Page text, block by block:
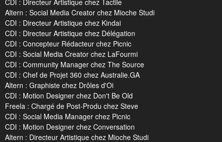
CDI : Directeur Artistique chez Tactile
Altern : Social Media Creator chez Mioche Studi
CDI : Directeur Artistique chez Kindai
CDI : Directeur Artistique chez Délégation
CDI : Concepteur Rédacteur chez Picnic
CDI : Social Media Creator chez LaFourmi
CDI : Community Manager chez The Source
CDI : Chef de Projet 360 chez Australie.GA
Altern : Graphiste chez Drôles d'Oi
CDI : Motion Designer chez Don't Be Old
Freela : Chargé de Post-Produ chez Steve
CDI : Social Media Manager chez Picnic
CDI : Motion Designer chez Conversation
Altern : Directeur Artistique chez Mioche Studi